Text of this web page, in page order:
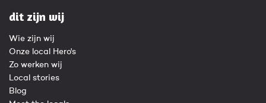
dit zijn wij
Wie zijn wij
Onze local Hero's
Zo werken wij
Local stories
Blog